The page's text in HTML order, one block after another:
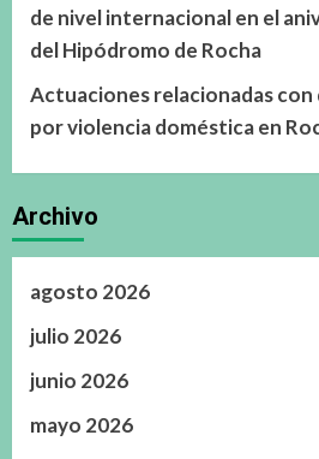
de nivel internacional en el
del Hipódromo de Rocha
Actuaciones relacionadas con
por violencia doméstica en
Archivo
agosto 2026
julio 2026
junio 2026
mayo 2026